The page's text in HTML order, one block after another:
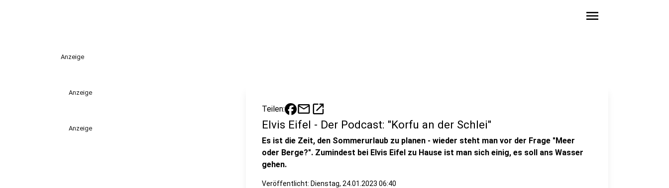
menu
Anzeige
Anzeige
Anzeige
Teilen: mailopen_in_new
Elvis Eifel - Der Podcast: "Korfu an der Schlei"
Es ist die Zeit, den Sommerurlaub zu planen - wieder steht man vor der Frage "Meer
oder Berge?". Zumindest bei Elvis Eifel zu Hause ist man sich einig, es soll ans Wasser
gehen.
Veröffentlicht: Dienstag, 24.01.2023 06:40